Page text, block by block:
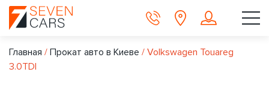
Главная / Прокат авто в Киеве / Volkswagen Touareg
3.0TDI